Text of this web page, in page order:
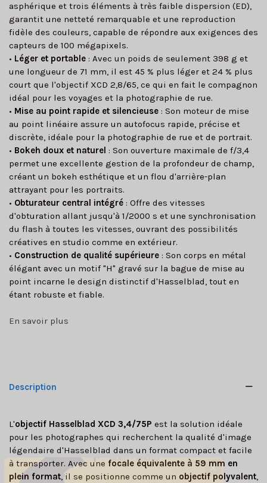
asphérique et trois éléments à très faible dispersion (ED),
garantit une netteté remarquable et une reproduction
fidèle des couleurs, capable de répondre aux exigences des
capteurs de 100 mégapixels.
• Léger et portable : Avec un poids de seulement 398 g et
une longueur de 71 mm, il est 45 % plus léger et 24 % plus
court que l'objectif XCD 2,8/65, ce qui en fait le compagnon
idéal pour les voyages et la photographie de rue.
• Mise au point rapide et silencieuse : Son moteur de mise
au point linéaire assure un autofocus rapide, précise et
discrète, idéale pour la photographie de rue et de portrait.
• Bokeh doux et naturel : Son ouverture maximale de f/3,4
permet une excellente gestion de la profondeur de champ,
créant un bokeh esthétique et un flou d'arrière-plan
attrayant pour les portraits.
• Obturateur central intégré : Offre des vitesses
d'obturation allant jusqu'à 1/2000 s et une synchronisation
du flash à toutes les vitesses, ouvrant des possibilités
créatives en studio comme en extérieur.
• Construction de qualité supérieure : Son corps en métal
élégant avec un motif "H" gravé sur la bague de mise au
point incarne le design distinctif d'Hasselblad, tout en
étant robuste et fiable.
En savoir plus
Description
L'objectif Hasselblad XCD 3,4/75P est la solution idéale
pour les photographes qui recherchent la qualité d'image
légendaire d'Hasselblad dans un format compact et facile
à transporter. Avec une focale équivalente à 59 mm en
plein format, il se positionne comme un objectif polyvalent,
✕